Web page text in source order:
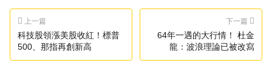
上一篇
科技股領漲美股收紅！標普
500、那指再創新高
下一篇
64年一遇的大行情！ 杜金
龍：波浪理論已被改寫